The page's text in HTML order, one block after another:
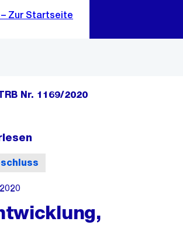
alle Breadcrumbs ein
Nr. 1169/2020